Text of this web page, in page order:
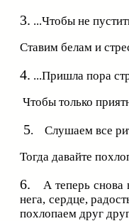
3. ...Чтобы не
Ставим белам и
4. ...Пришла пора
Чтобы только
5. Слушаем все
Тогда давайте
6. А теперь снова
нега, сердце,
похлопаем друг